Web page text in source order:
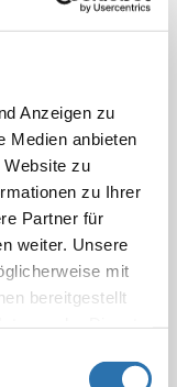
Anzeigen zu
Medien anbieten
Website zu
zu Ihrer
Partner für
weiter. Unsere
mit
bereitgestellt
(2)
(1)
(2)
(1)